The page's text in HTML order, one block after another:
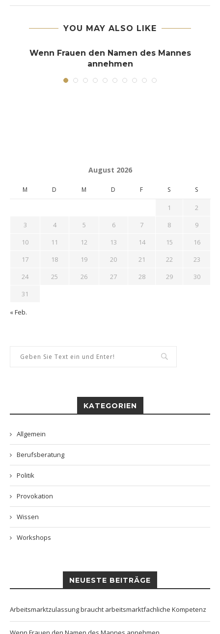
YOU MAY ALSO LIKE
Wenn Frauen den Namen des Mannes
annehmen
8. März 2023
August 2026
M D M D F S S
1
2
3
4 5 6 7 8
9
10
11 12 13 14 15
16
17
18 19 20 21 22
23
24
25 26 27 28 29
30
31
« Feb.
KATEGORIEN
Allgemein
Berufsberatung
Politik
Provokation
Wissen
Workshops
NEUESTE BEITRÄGE
Arbeitsmarktzulassung braucht arbeitsmarktfachliche Kompetenz